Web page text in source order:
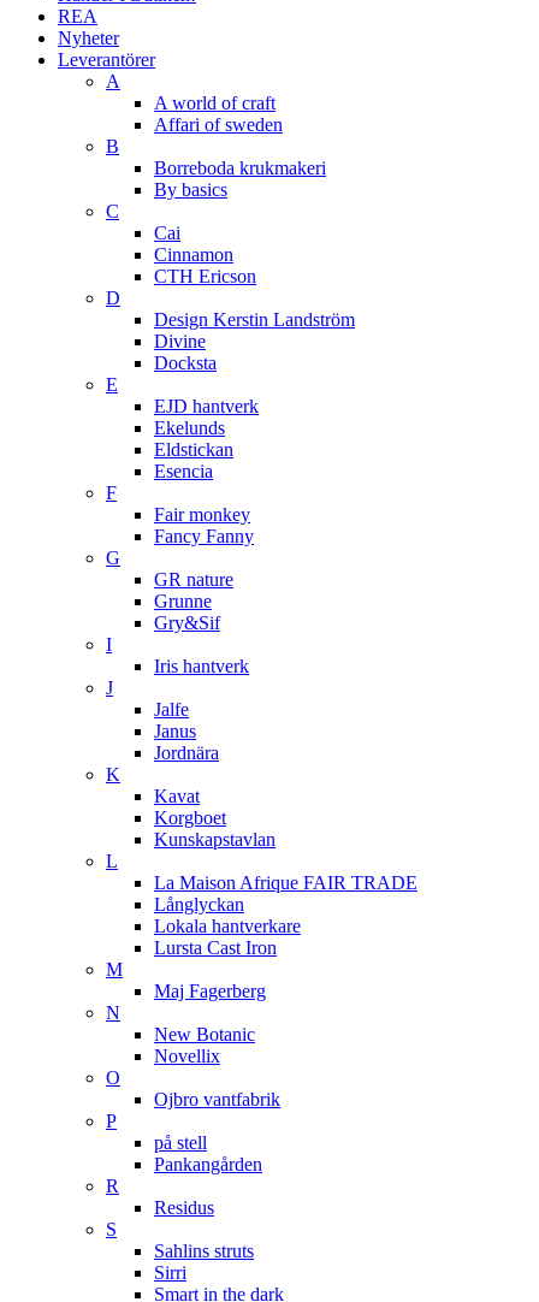
REA
Nyheter
Leverantörer
A
A world of craft
Affari of sweden
B
Borreboda krukmakeri
By basics
C
Cai
Cinnamon
CTH Ericson
D
Design Kerstin Landström
Divine
Docksta
E
EJD hantverk
Ekelunds
Eldstickan
Esencia
F
Fair monkey
Fancy Fanny
G
GR nature
Grunne
Gry&Sif
I
Iris hantverk
J
Jalfe
Janus
Jordnära
K
Kavat
Korgboet
Kunskapstavlan
L
La Maison Afrique FAIR TRADE
Långlyckan
Lokala hantverkare
Lursta Cast Iron
M
Maj Fagerberg
N
New Botanic
Novellix
O
Ojbro vantfabrik
P
på stell
Pankangården
R
Residus
S
Sahlins struts
Sirri
Smart in the dark